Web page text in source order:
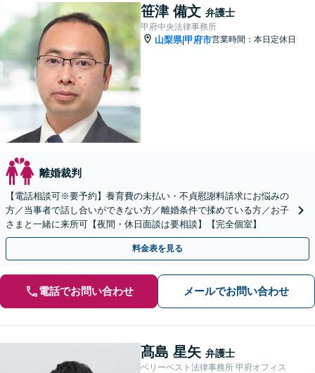
笹津 備文 弁護士
甲府中央法律事務所
山梨県|甲府市営業時間：本日定休日
離婚裁判
【電話相談可※要予約】養育費の未払い・不貞慰謝料請求にお悩みの
方／当事者で話し合いができない方／離婚条件で揉めている方／お子
さまと一緒に来所可【夜間・休日面談は要相談】【完全個室】
料金表を見る
電話でお問い合わせ メールでお問い合わせ
髙島 星矢 弁護士
ベリーベスト法律事務所 甲府オフィス